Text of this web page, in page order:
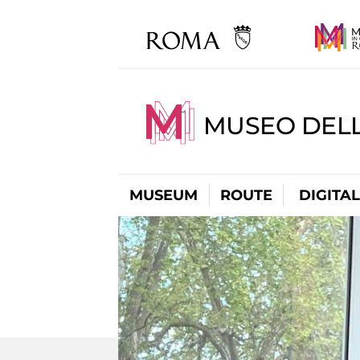
MUSEO
MUSEUM ROUTE